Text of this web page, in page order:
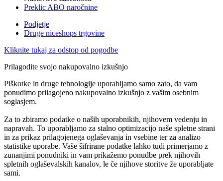
Preklic ABO naročnine
Podjetje
Druge niceshops trgovine
Kliknite tukaj za odstop od pogodbe
Prilagodite svojo nakupovalno izkušnjo
Piškotke in druge tehnologije uporabljamo samo zato, da vam
ponudimo prilagojeno nakupovalno izkušnjo z vašim osebnim
soglasjem.
Za to zbiramo podatke o naših uporabnikih, njihovem vedenju in
napravah. To uporabljamo za stalno optimizacijo naše spletne strani
in za prikaz prilagojenega oglaševanja in vsebine ter za analizo
statistike uporabe. Vaše šifrirane podatke lahko tudi primerjamo z
zunanjimi ponudniki in vam prikažemo ponudbe prek njihovih
spletnih oglaševalskih kanalov, le če njihove storitve že uporabljate
sami.